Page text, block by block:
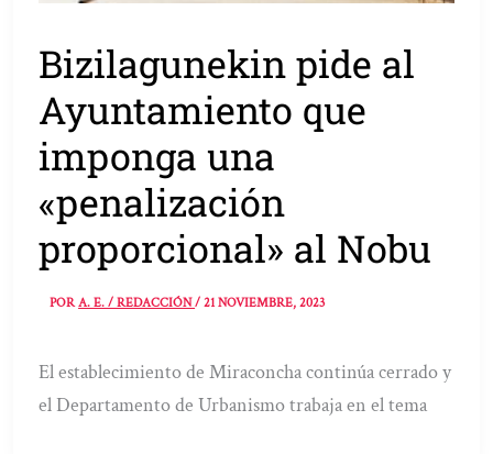
Bizilagunekin pide al
Ayuntamiento que
imponga una
«penalización
proporcional» al Nobu
PORA. E. / REDACCIÓN/21 NOVIEMBRE, 2023
El establecimiento de Miraconcha continúa cerrado y
el Departamento de Urbanismo trabaja en el tema